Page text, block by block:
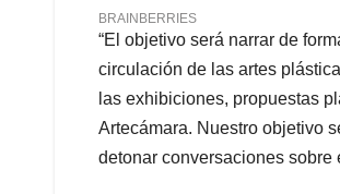
“El objetivo será narrar de
circulación de las artes
las exhibiciones, propuestas
Artecámara. Nuestro objetivo
detonar conversaciones sobre